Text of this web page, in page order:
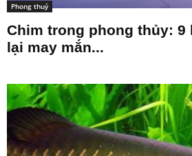
Phong thuỷ
Chim trong phong thủy: 9
lại may mắn...